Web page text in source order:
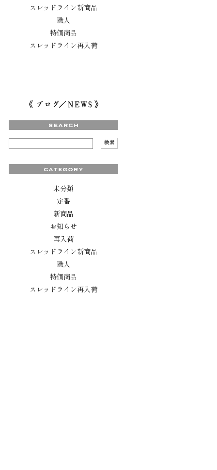
スレッドライン新商品
職人
特価商品
スレッドライン再入荷
未分類
定番
新商品
お知らせ
再入荷
スレッドライン新商品
職人
特価商品
スレッドライン再入荷